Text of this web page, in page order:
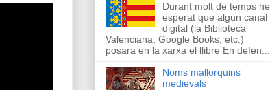
Durant molt de temps he
esperat que algun canal
digital (la Biblioteca
Valenciana, Google Books, etc.)
posara en la xarxa el llibre En defen...
Noms mallorquins
medievals